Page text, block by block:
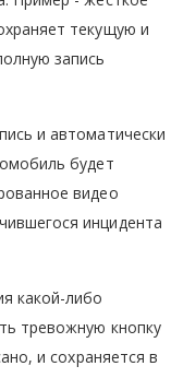
текущую и
запись
и автоматически
будет
видео
инцидента
какой-либо
тревожную кнопку
и сохраняется в